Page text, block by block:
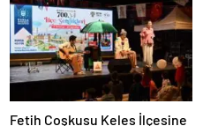
Fetih Coşkusu Keles İlçesine